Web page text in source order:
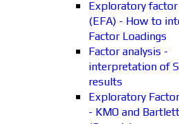
Exploratory factor
(EFA) - How to
Factor Loadings
Factor analysis -
interpretation of
results
Exploratory
- KMO and